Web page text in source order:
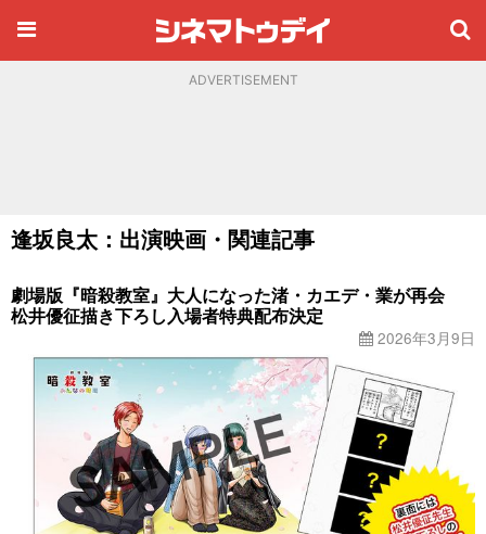
ADVERTISEMENT
逢坂良太：出演映画・関連記事
劇場版『暗殺教室』大人になった渚・カエデ・業が再会
松井優征描き下ろし入場者特典配布決定
2026年3月9日